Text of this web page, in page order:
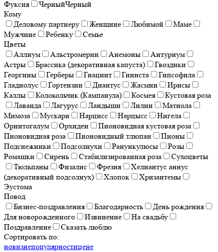
Фуксия
ЧерныйЧерный
Кому
Деловому партнеру
Женщине Любимой
Маме
Мужчине
Ребенку
Семье
Цветы
Аллиум
Альстромерии Анемоны
Антуриум
Астры
Брассика (декоративная капуста)
Гвоздики
Георгины
Герберы Гиацинт Гиниста
Гипсофила
Гладиолус
Гортензии Диантус Жасмин
Ирисы
Каллы
Колокольчик (Кампанула) Космея
Кустовая роза
Лаванда
Лагурус Ландыши Лилии
Матиола
Мимоза
Мускари Нарцисс Нарцысс
Нигела
Орнитогалум
Орхидеи
Пионовидная кустовая роза
Пионовидная роза
Пионовидный тлюпан
Пионы
Подснежники
Подсолнухи Ранункулюсы
Розы
Ромашки
Сирень Стабилизированная роза
Сухоцветы
Тюльпаны
Физалис Фрезия
Хелиантус аннус
(декоративный подсолнух)
Хлопок
Хризантемы
Эустома
Повод
Бизнес-поздравления
Благодарность
День рождения
Для новорожденного
Извинение
На свадьбу
Поздравление
Сказать люблю
Сортировать по:
новизнепопулярностицене